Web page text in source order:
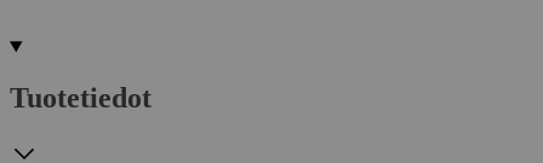
Tuotetiedot